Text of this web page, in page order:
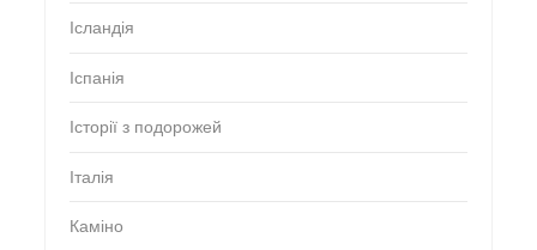
Ісландія
Іспанія
Історії з подорожей
Італія
Каміно